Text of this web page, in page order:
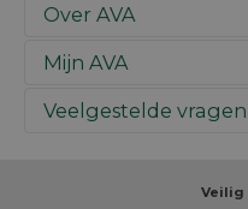
Over AVA
Ons verhaal
Werken bij AVA
Mijn AVA
Inspiratie
Veelgestelde vragen
Veilig